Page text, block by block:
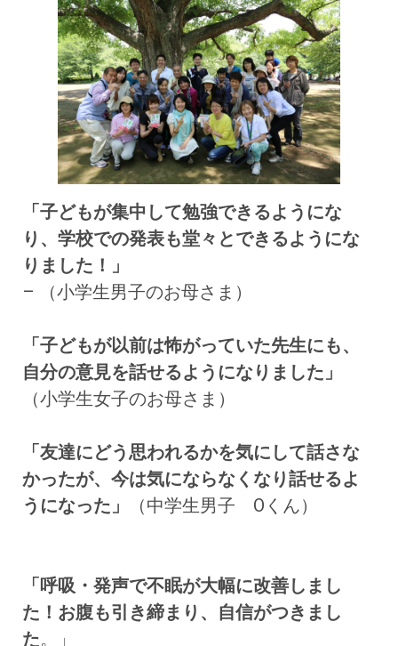
「子どもが集中して勉強できるようにな
り、学校での発表も堂々とできるようにな
りました！」
– （小学生男子のお母さま）
「子どもが以前は怖がっていた先生にも、
自分の意見を話せるようになりました」
（小学生女子のお母さま）
「友達にどう思われるかを気にして話さな
かったが、今は気にならなくなり話せるよ
うになった」
（中学生男子 Oくん）
「呼吸・発声で不眠が大幅に改善しまし
た！お腹も引き締まり、自信がつきまし
た。」